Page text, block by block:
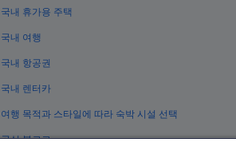
국내 휴가용 주택
국내 여행
국내 항공권
국내 렌터카
여행 목적과 스타일에 따라 숙박 시설 선택
공식 블로그